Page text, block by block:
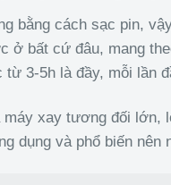
bằng cách sạc pin,
ở bất cứ đâu, mang
từ 3-5h là đầy, mỗi lần
xay tương đối lớn,
dụng và phổ biến nên